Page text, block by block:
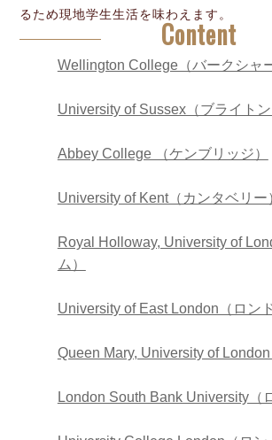
るため現地学生生活を味わえます。
Content
Wellington College（バークシャ
University of Sussex（ブライトン
Abbey College （ケンブリッジ）
University of Kent（カンタベリー
Royal Holloway, University of
ム）
University of East London（ロンド
Queen Mary, University of London
London South Bank University（